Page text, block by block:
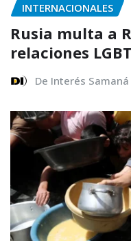
INTERNACIONALES
Rusia multa a
relaciones LGBT
De Interés Samaná